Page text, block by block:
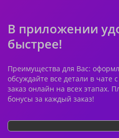
В приложении
быстрее!
Преимущества для Вас:
обсуждайте все детали в чате
заказ онлайн на всех этапах.
бонусы за каждый заказ!